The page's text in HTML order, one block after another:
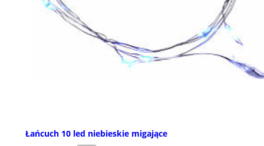
Łańcuch 10 led niebieskie migające